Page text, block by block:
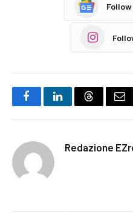
FacebookLinkedInThreads
Redazione